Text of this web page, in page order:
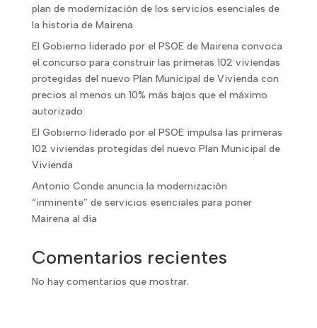
plan de modernización de los servicios esenciales de
la historia de Mairena
El Gobierno liderado por el PSOE de Mairena convoca
el concurso para construir las primeras 102 viviendas
protegidas del nuevo Plan Municipal de Vivienda con
precios al menos un 10% más bajos que el máximo
autorizado
El Gobierno liderado por el PSOE impulsa las primeras
102 viviendas protegidas del nuevo Plan Municipal de
Vivienda
Antonio Conde anuncia la modernización
“inminente” de servicios esenciales para poner
Mairena al día
Comentarios recientes
No hay comentarios que mostrar.